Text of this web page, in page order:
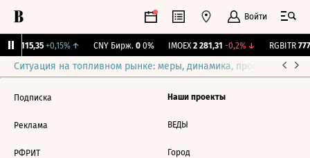
Войти
115,35 +0,15%↑ CNY Бирж. 0 0% IMOEX 2 281,31 -0,2%↓ RGBITR
Ситуация на топливном рынке: меры, динамика, прогнозы
Подписка
Реклама
РФРИТ
Наши проекты
ВЕДЫ
Город